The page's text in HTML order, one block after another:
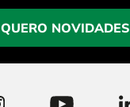
QUERO NOVIDADES